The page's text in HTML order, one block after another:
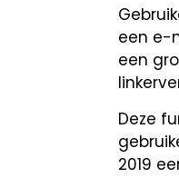
een e-
een
Deze
2019